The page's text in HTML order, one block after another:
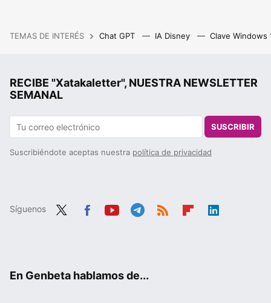
TEMAS DE INTERÉS Chat GPT IA Disney Clave Windows
RECIBE "Xatakaletter", NUESTRA NEWSLETTER
SEMANAL
SUSCRIBIR
Suscribiéndote aceptas nuestra política de privacidad
Síguenos
En Genbeta hablamos de...